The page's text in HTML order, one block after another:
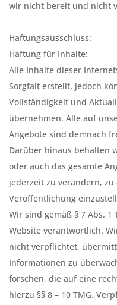
wir nicht bereit und nicht
Haftungsausschluss:
Haftung für Inhalte:
Alle Inhalte dieser
Sorgfalt erstellt, jedoch
Vollständigkeit und
übernehmen. Alle auf
Angebote sind demnach
Darüber hinaus behalten
oder auch das gesamte
jederzeit zu verändern,
Veröffentlichung
Wir sind gemäß § 7 Abs.
Website verantwortlich.
nicht verpflichtet,
Informationen zu
forschen, die auf eine
hierzu §§ 8 – 10 TMG.